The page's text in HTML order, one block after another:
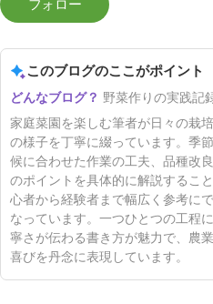
このブログのここがポイント
野菜作りの実践記
家庭菜園を楽しむ筆者が日々の栽
の様子を丁寧に綴っています。季
候に合わせた作業の工夫、品種改
のポイントを具体的に解説するこ
心者から経験者まで幅広く参考に
なっています。一つひとつの工程
寧さが伝わる書き方が魅力で、農
喜びを丹念に表現しています。